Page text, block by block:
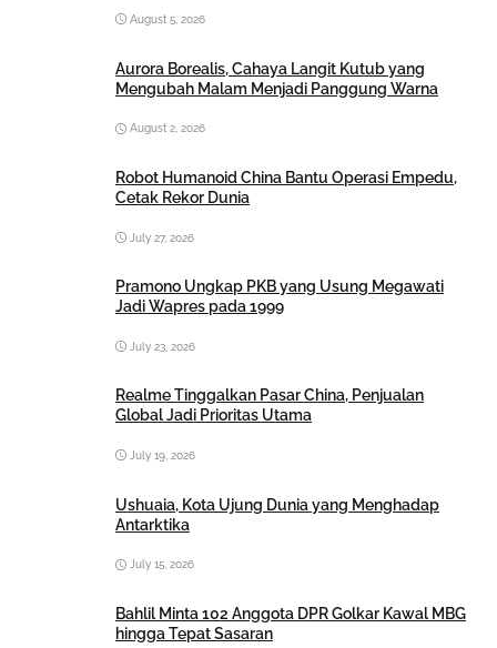
August 5, 2026
Aurora Borealis, Cahaya Langit Kutub yang
Mengubah Malam Menjadi Panggung Warna
August 2, 2026
Robot Humanoid China Bantu Operasi Empedu,
Cetak Rekor Dunia
July 27, 2026
Pramono Ungkap PKB yang Usung Megawati
Jadi Wapres pada 1999
July 23, 2026
Realme Tinggalkan Pasar China, Penjualan
Global Jadi Prioritas Utama
July 19, 2026
Ushuaia, Kota Ujung Dunia yang Menghadap
Antarktika
July 15, 2026
Bahlil Minta 102 Anggota DPR Golkar Kawal MBG
hingga Tepat Sasaran